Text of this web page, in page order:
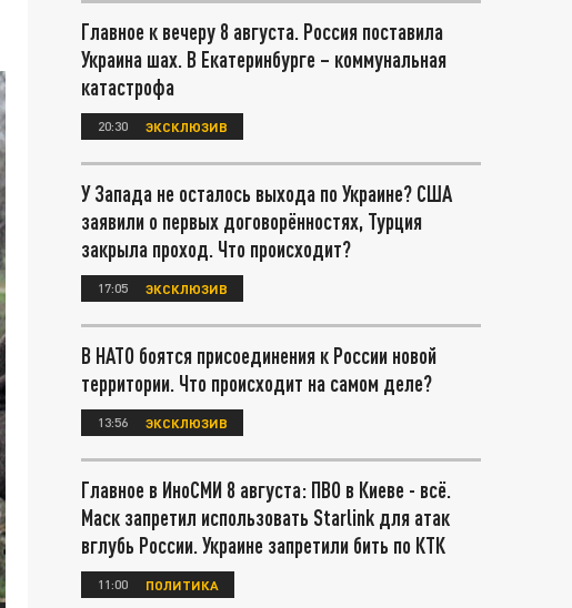
Главное к вечеру 8 августа. Россия поставила
Украина шах. В Екатеринбурге – коммунальная
катастрофа
20:30 ЭКСКЛЮЗИВ
У Запада не осталось выхода по Украине? США
заявили о первых договорённостях, Турция
закрыла проход. Что происходит?
17:05 ЭКСКЛЮЗИВ
В НАТО боятся присоединения к России новой
территории. Что происходит на самом деле?
13:56 ЭКСКЛЮЗИВ
Главное в ИноСМИ 8 августа: ПВО в Киеве - всё.
Маск запретил использовать Starlink для атак
вглубь России. Украине запретили бить по КТК
11:00 ПОЛИТИКА